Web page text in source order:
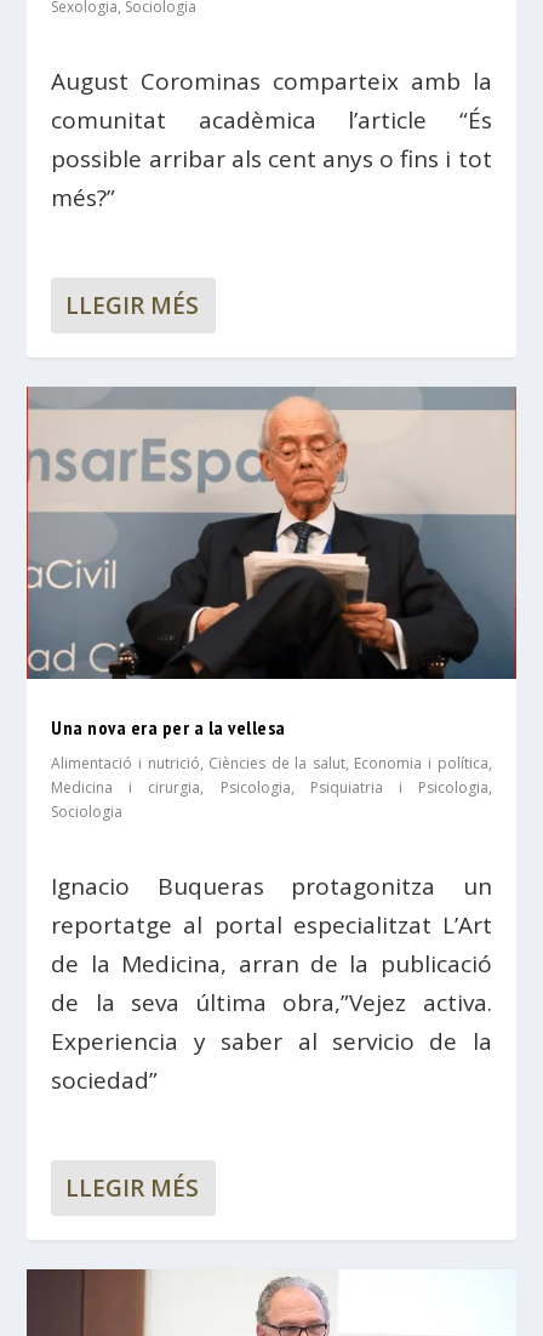
Sexologia, Sociologia
August Corominas comparteix amb la
comunitat acadèmica l’article “És
possible arribar als cent anys o fins i tot
més?”
LLEGIR MÉS
Una nova era per a la vellesa
Alimentació i nutrició, Ciències de la salut, Economia i política,
Medicina i cirurgia, Psicologia, Psiquiatria i Psicologia,
Sociologia
Ignacio Buqueras protagonitza un
reportatge al portal especialitzat L’Art
de la Medicina, arran de la publicació
de la seva última obra,”Vejez activa.
Experiencia y saber al servicio de la
sociedad”
LLEGIR MÉS